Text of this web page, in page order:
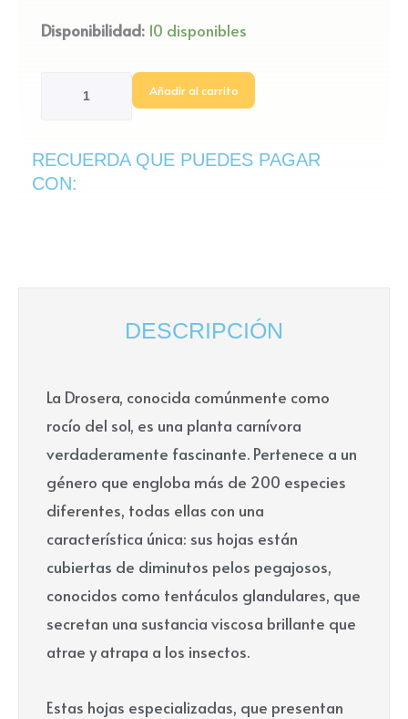
Disponibilidad: 10 disponibles
Drosera
Añadir al carrito
RECUERDA QUE PUEDES PAGAR
CON:
DESCRIPCIÓN
La Drosera, conocida comúnmente como
rocío del sol, es una planta carnívora
verdaderamente fascinante. Pertenece a un
género que engloba más de 200 especies
diferentes, todas ellas con una
característica única: sus hojas están
cubiertas de diminutos pelos pegajosos,
conocidos como tentáculos glandulares, que
secretan una sustancia viscosa brillante que
atrae y atrapa a los insectos.
Estas hojas especializadas, que presentan